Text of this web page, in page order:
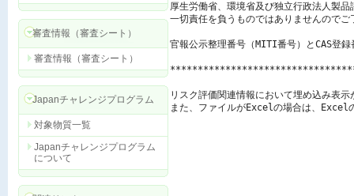
審査情報（審査シート）
審査情報（審査シート）
Japanチャレンジプログラム
対象物質一覧
Japanチャレンジプログラム
について
厚生労働省、環境省及び独立行政法人製
一切責任を負うものではありませんのでご
官報公示整理番号（MITI番号）とCAS登
リスク評価関連情報において埋め込み表
また、ファイルがExcelの場合は、Excel